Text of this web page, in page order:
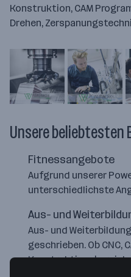
Konstruktion, CAM
Drehen,
Unsere beliebtesten
Fitnessangebote
Aufgrund unserer
unterschiedlichste
Aus- und
Aus- und
geschrieben. Ob CNC,
Konstruktionsbereich.